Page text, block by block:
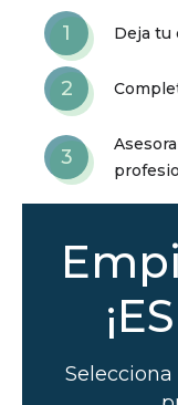
1 Deja tu
2
3